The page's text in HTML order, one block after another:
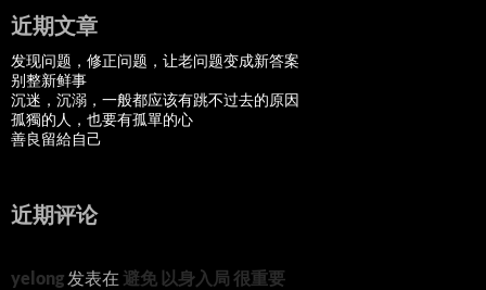
近期文章
发现问题，修正问题，让老问题变成新答案
别整新鲜事
沉迷，沉溺，一般都应该有跳不过去的原因
孤獨的人，也要有孤單的心
善良留給自己
近期评论
yelong 发表在 避免 以身入局 很重要